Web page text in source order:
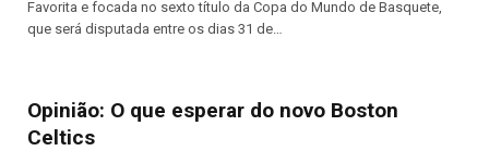
Favorita e focada no sexto título da Copa do Mundo de Basquete,
que será disputada entre os dias 31 de…
Opinião: O que esperar do novo Boston
Celtics